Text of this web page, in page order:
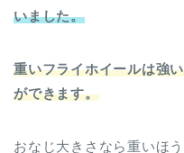
いました。
重いフライホイールは強
ができます。
おなじ大きさなら重いほ